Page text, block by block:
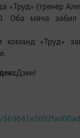
«Труд» (тренер
Оба мяча забил
«Труд»
Дзен!